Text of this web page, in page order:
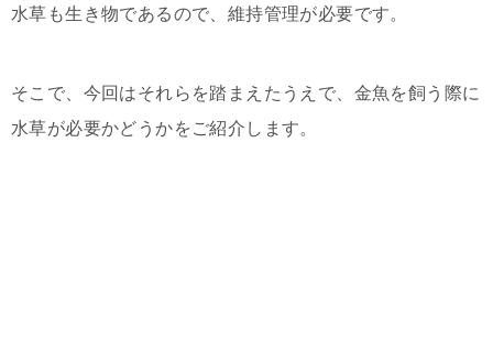
水草も生き物であるので、維持管理が必要です。
そこで、今回はそれらを踏まえたうえで、金魚を飼う際に
水草が必要かどうかをご紹介します。